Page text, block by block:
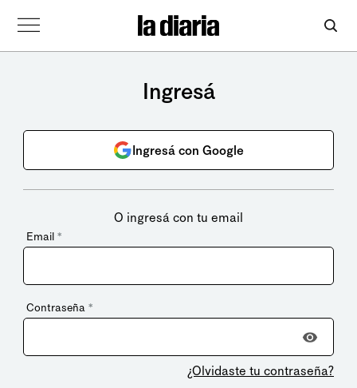
Ingresá
Ingresá con Google
O ingresá con tu email
Email *
Contraseña *
¿Olvidaste tu contraseña?